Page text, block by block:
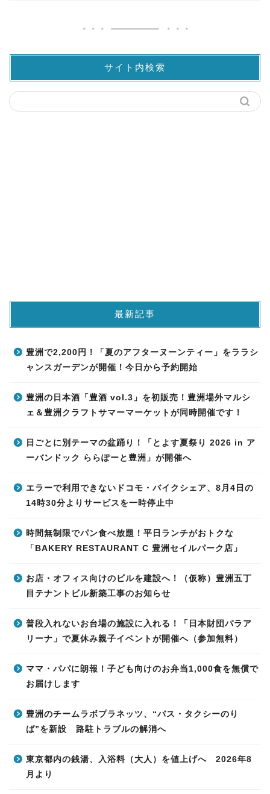
サイト内検索
最新記事
豊洲で2,200円！「夏のアフターヌーンティー」をララシ
ャンスガーデンが開催！今日から予約開始
豊洲の日本酒「豊酒 vol.3」を初販売！豊洲場外マルシ
ェ＆豊洲クラフトサマーマーケットが同時開催です！
日ごとに別テーマの盆踊り！「とよす夏祭り 2026 in ア
ーバンドック ららぽーと豊洲」が開催へ
エラーで利用できないドコモ・バイクシェア、8月4日の
14時30分よりサービスを一時停止中
時間無制限でパン食べ放題！平日ランチがおトクな
「BAKERY RESTAURANT C 豊洲セイルパーク店」
お店・オフィス向けのビルを建設へ！（仮称）豊洲五丁
目テナントビル新築工事のお知らせ
普段入れないお台場の施設に入れる！「日本財団パラア
リーナ」で夏休み親子イベントが開催へ（参加無料）
ママ・パパに朗報！子ども向けのお弁当1,000食を無償で
お届けします
豊洲のチームラボプラネッツ、“バス・タクシーのり
ば”を新設 路駐トラブルの解消へ
東京都内の銭湯、入浴料（大人）を値上げへ 2026年8
月より